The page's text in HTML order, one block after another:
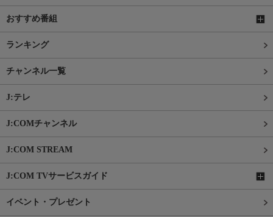
おすすめ番組
ランキング
チャンネル一覧
J:テレ
J:COMチャンネル
J:COM STREAM
J:COM TVサービスガイド
イベント・プレゼント